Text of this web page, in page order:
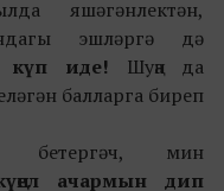
яшәгәнлектән,
эшләргә дә
күп иде! Шуңа да
балларга биреп
бетергәч, мин
ачармын дип